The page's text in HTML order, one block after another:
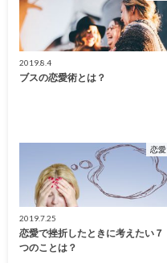
2019.8.4
ブスの恋愛術とは？
恋愛
2019.7.25
恋愛で挫折したときに考えたい７
つのことは？